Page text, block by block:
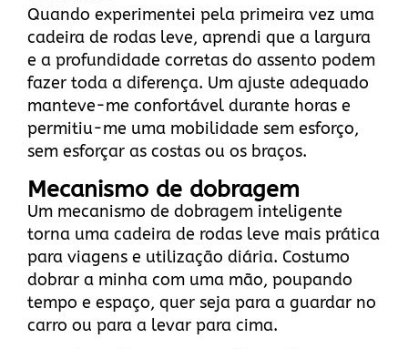
Quando experimentei pela primeira vez uma
cadeira de rodas leve, aprendi que a largura
e a profundidade corretas do assento podem
fazer toda a diferença. Um ajuste adequado
manteve-me confortável durante horas e
permitiu-me uma mobilidade sem esforço,
sem esforçar as costas ou os braços.
Mecanismo de dobragem
Um mecanismo de dobragem inteligente
torna uma cadeira de rodas leve mais prática
para viagens e utilização diária. Costumo
dobrar a minha com uma mão, poupando
tempo e espaço, quer seja para a guardar no
carro ou para a levar para cima.